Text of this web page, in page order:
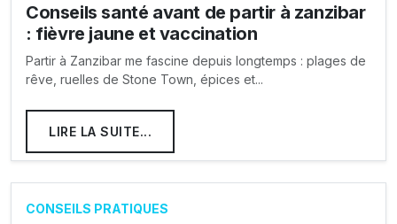
Conseils santé avant de partir à zanzibar
: fièvre jaune et vaccination
Partir à Zanzibar me fascine depuis longtemps : plages de
rêve, ruelles de Stone Town, épices et...
LIRE LA SUITE...
CONSEILS PRATIQUES